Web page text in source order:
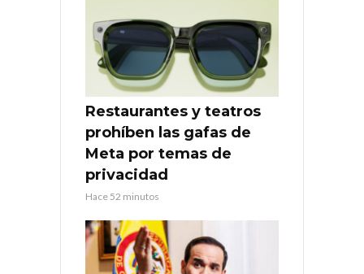
Restaurantes y teatros
prohíben las gafas de
Meta por temas de
privacidad
Hace 52 minutos